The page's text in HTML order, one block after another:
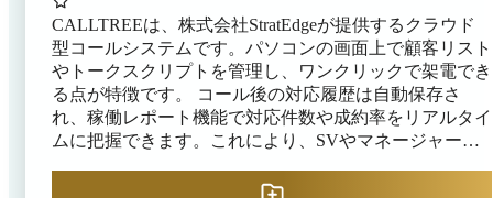
CALLTREEは、株式会社StratEdgeが提供するクラウド
型コールシステムです。パソコンの画面上で顧客リスト
やトークスクリプトを管理し、ワンクリックで架電でき
る点が特徴です。 コール後の対応履歴は自動保存さ
れ、稼働レポート機能で対応件数や成約率をリアルタイ
ムに把握できます。これにより、SVやマネージャーは
改善策の立案へとつなげられます。着信時には、顧客情